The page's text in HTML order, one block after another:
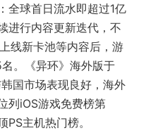
全球首日流水即超过1亿
进行内容更新迭代，不
线新卡池等内容后，游
。《异环》海外版于
国市场表现良好，海外
列iOS游戏免费榜第
主机热门榜。